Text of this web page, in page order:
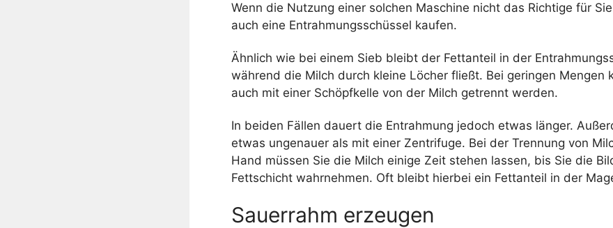
Wenn die Nutzung einer solchen Maschine nicht das Richtige für
auch eine Entrahmungsschüssel kaufen.
Ähnlich wie bei einem Sieb bleibt der Fettanteil in der
während die Milch durch kleine Löcher fließt. Bei geringen Mengen
auch mit einer Schöpfkelle von der Milch getrennt werden.
In beiden Fällen dauert die Entrahmung jedoch etwas länger.
etwas ungenauer als mit einer Zentrifuge. Bei der Trennung von
Hand müssen Sie die Milch einige Zeit stehen lassen, bis Sie die
Fettschicht wahrnehmen. Oft bleibt hierbei ein Fettanteil in der
Sauerrahm erzeugen